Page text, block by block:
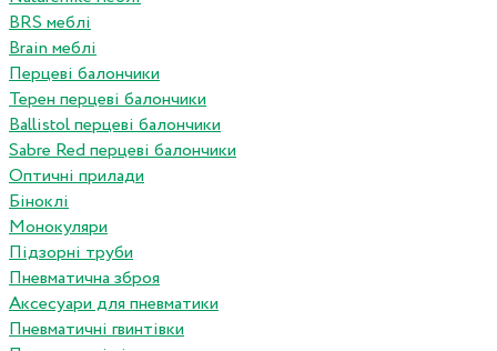
BRS меблі
Brain меблі
Перцеві балончики
Терен перцеві балончики
Ballistol перцеві балончики
Sabre Red перцеві балончики
Оптичні прилади
Біноклі
Монокуляри
Підзорні труби
Пневматична зброя
Аксесуари для пневматики
Пневматичні гвинтівки